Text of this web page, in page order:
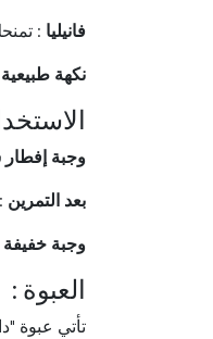
فانيليا :
: نكهة طبيعية
:
وجبة
بعد التمرين
وجبة خفيفة
: العبوة